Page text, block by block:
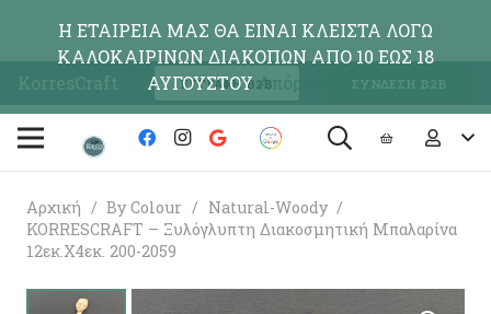
KorresCraft ΕΓΓΡΑΦΗ Β2Β ΣΥΝΔΕΣΗ Β2Β
Αρχική / By Colour / Natural-Woody /
KORRESCRAFT – Ξυλόγλυπτη Διακοσμητική Μπαλαρίνα
12εκ.Χ4εκ. 200-2059
Η ΕΤΑΙΡΕΙΑ ΜΑΣ ΘΑ ΕΙΝΑΙ ΚΛΕΙΣΤΑ ΛΟΓΩ
ΚΑΛΟΚΑΙΡΙΝΩΝ ΔΙΑΚΟΠΩΝ ΑΠΟ 10 ΕΩΣ 18
ΑΥΓΟΥΣΤΟΥΑπόρριψη